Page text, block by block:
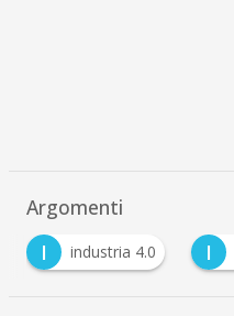
Argomenti
I
innovazione I